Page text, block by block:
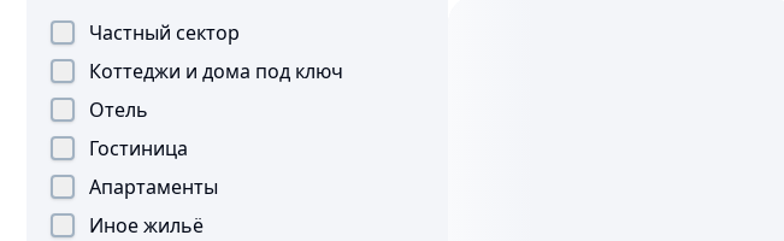
Частный сектор
Коттеджи и дома под ключ
Отель
Гостиница
Апартаменты
Иное жильё